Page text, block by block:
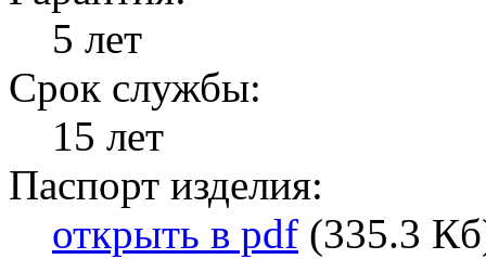
5 лет
Срок службы:
15 лет
Паспорт изделия:
открыть в pdf (335.3